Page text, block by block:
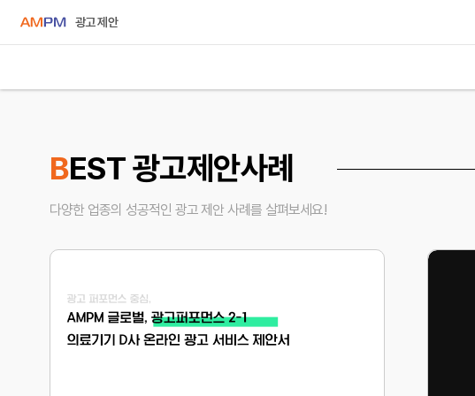
광고 제안
BEST 광고제안사례
다양한 업종의 성공적인 광고 제안 사례를 살펴보세요!